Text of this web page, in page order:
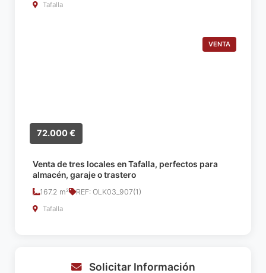
Tafalla
VENTA
72.000 €
Venta de tres locales en Tafalla, perfectos para
almacén, garaje o trastero
167.2 m² REF: OLK03_907(1)
Tafalla
Solicitar Información